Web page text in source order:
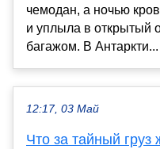
чемодан, а ночью
и уплыла в открытый
багажом. В Антаркти...
12:17, 03 Май
Что за тайный